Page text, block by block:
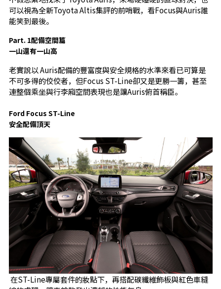
可以視為全新Toyota Altis集評的前哨戰，看Focus與Auris誰
能笑到最後。
Part. 1配備空間篇
一山還有一山高
老實說以 Auris配備的豐富度與安全規格的水準來看已可算是
不可多得的佼佼者，但Focus ST-Line卻又是更勝一籌，甚至
連整個乘坐與行李廂空間表現也是讓Auris俯首稱臣。
Ford Focus ST-Line
安全配備頂天
在ST-Line專屬套件的妝點下，再搭配碳纖維飾板與紅色車縫